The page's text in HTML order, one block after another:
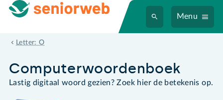
Menu
Letter: O
on the fly
Computer­woordenboek
Lastig digitaal woord gezien? Zoek hier de betekenis op.